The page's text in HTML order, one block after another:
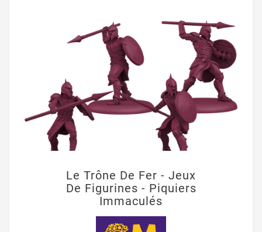
Le Trône De Fer - Jeux
De Figurines - Piquiers
Immaculés